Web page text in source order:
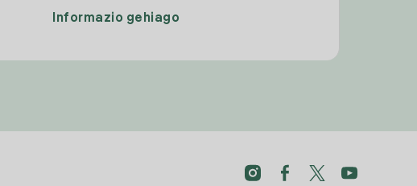
Informazio gehiago